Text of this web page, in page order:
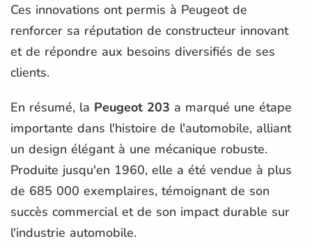
Ces innovations ont permis à Peugeot de
renforcer sa réputation de constructeur innovant
et de répondre aux besoins diversifiés de ses
clients.
En résumé, la Peugeot 203 a marqué une étape
importante dans l'histoire de l'automobile, alliant
un design élégant à une mécanique robuste.
Produite jusqu'en 1960, elle a été vendue à plus
de 685 000 exemplaires, témoignant de son
succès commercial et de son impact durable sur
l'industrie automobile.